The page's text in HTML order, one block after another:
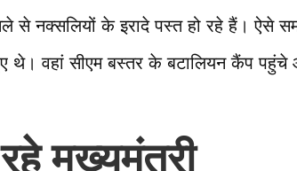
से नक्सलियों के इरादे पस्त हो रहे हैं। ऐसे
थे। वहां सीएम बस्तर के बटालियन कैंप पहुंचे
मुख्यमंत्री